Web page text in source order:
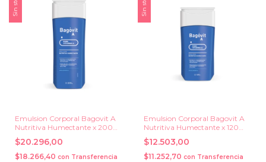
Emulsion Corporal Bagovit A
Nutritiva Humectante x 200
grs.
$20.296,00
$18.266,40 con Transferencia
Emulsion Corporal Bagovit A
Nutritiva Humectante x 120
grs.
$12.503,00
$11.252,70 con Transferencia